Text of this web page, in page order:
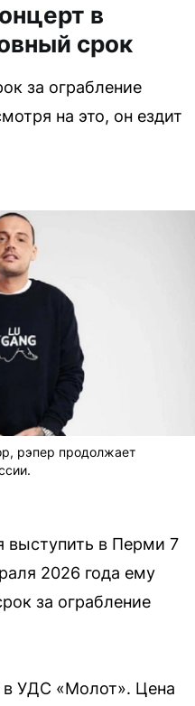
в
срок
за ограбление
на это, он ездит
рэпер продолжает
выступить в Перми 7
2026 года ему
за ограбление
в УДС «Молот». Цена